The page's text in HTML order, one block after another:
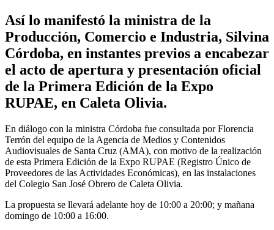
Así lo manifestó la ministra de la
Producción, Comercio e Industria, Silvina
Córdoba, en instantes previos a encabezar
el acto de apertura y presentación oficial
de la Primera Edición de la Expo
RUPAE, en Caleta Olivia.
En diálogo con la ministra Córdoba fue consultada por Florencia
Terrón del equipo de la Agencia de Medios y Contenidos
Audiovisuales de Santa Cruz (AMA), con motivo de la realización
de esta Primera Edición de la Expo RUPAE (Registro Único de
Proveedores de las Actividades Económicas), en las instalaciones
del Colegio San José Obrero de Caleta Olivia.
La propuesta se llevará adelante hoy de 10:00 a 20:00; y mañana
domingo de 10:00 a 16:00.